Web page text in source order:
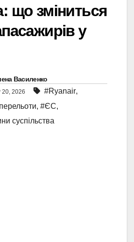
що зміниться
у
Василенко
2026 #Ryanair,
, #ЄС,
суспільства